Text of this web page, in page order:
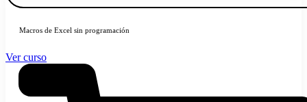
Macros de Excel sin programación
Ver curso